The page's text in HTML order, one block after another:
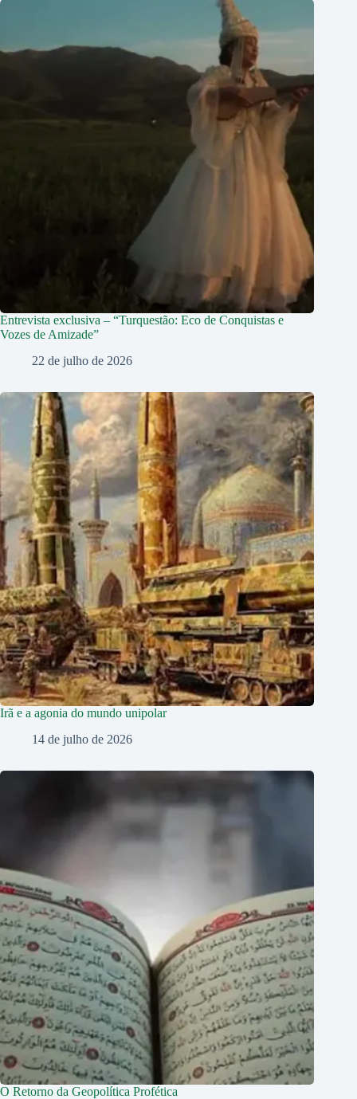
Entrevista exclusiva – “Turquestão: Eco de Conquistas e
Vozes de Amizade”
22 de julho de 2026
Irã e a agonia do mundo unipolar
14 de julho de 2026
O Retorno da Geopolítica Profética